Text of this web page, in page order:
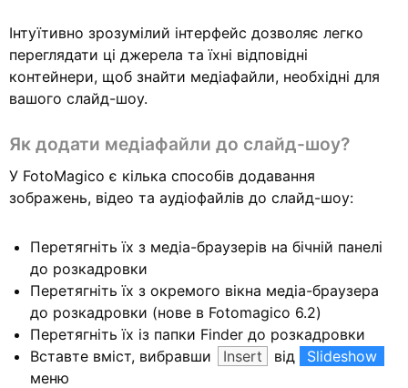
Інтуїтивно зрозумілий інтерфейс дозволяє легко
переглядати ці джерела та їхні відповідні
контейнери, щоб знайти медіафайли, необхідні для
вашого слайд-шоу.
Як додати медіафайли до слайд-шоу?
У FotoMagico є кілька способів додавання
зображень, відео та аудіофайлів до слайд-шоу:
Перетягніть їх з медіа-браузерів на бічній панелі
до розкадровки
Перетягніть їх з окремого вікна медіа-браузера
до розкадровки (нове в Fotomagico 6.2)
Перетягніть їх із папки Finder до розкадровки
Вставте вміст, вибравши
Insert від
Slideshow
меню